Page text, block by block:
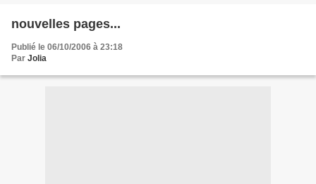
nouvelles pages...
Publié le 06/10/2006 à 23:18
Par Jolia